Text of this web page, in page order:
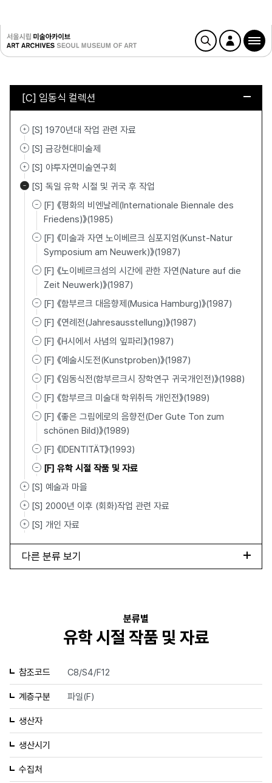
[C] 임동식 컬렉션
[S] 1970년대 작업 관련 자료
[S] 금강현대미술제
[S] 야투자연미술연구회
[S] 독일 유학 시절 및 귀국 후 작업
[F] 《평화의 비엔날레(Internationale Biennale des
Friedens)》(1985)
[F] 《미술과 자연 노이베르크 심포지엄(Kunst-Natur
Symposium am Neuwerk)》(1987)
[F] 《노이베르크섬의 시간에 관한 자연(Nature auf die
Zeit Neuwerk)》(1987)
[F] 《함부르크 대음향제(Musica Hamburg)》(1987)
[F] 《연례전(Jahresausstellung)》(1987)
[F] 《H시에서 사념의 잎파리》(1987)
[F] 《예술시도전(Kunstproben)》(1987)
[F] 《임동식전(함부르크시 장학연구 귀국개인전)》(1988)
[F] 《함부르크 미술대 학위취득 개인전》(1989)
[F] 《좋은 그림에로의 음향전(Der Gute Ton zum
schönen Bild)》(1989)
[F] 《IDENTITÄT》(1993)
[F] 유학 시절 작품 및 자료
[S] 예술과 마을
[S] 2000년 이후 (회화)작업 관련 자료
[S] 개인 자료
다른 분류 보기
분류별
유학 시절 작품 및 자료
참조코드 C8/S4/F12
계층구분 파일(F)
생산자
생산시기
수집처